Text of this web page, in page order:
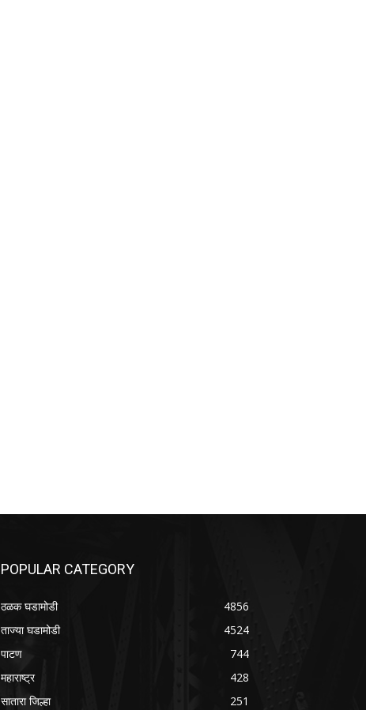
POPULAR CATEGORY
ठळक घडामोडी
4856
ताज्या घडामोडी
4524
पाटण
744
महाराष्ट्र
428
सातारा जिल्हा
251